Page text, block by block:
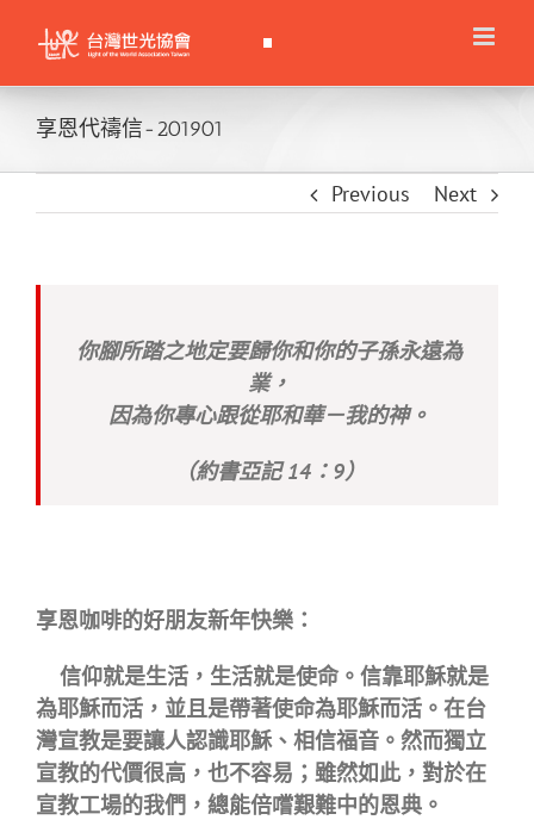
content
享恩代禱信-201901
Previous Next
你腳所踏之地定要歸你和你的子孫永遠為
業，
因為你專心跟從耶和華－我的神。
（約書亞記 14：9）
享恩咖啡的好朋友新年快樂：
信仰就是生活，生活就是使命。信靠耶穌就是
為耶穌而活，並且是帶著使命為耶穌而活。在台
灣宣教是要讓人認識耶穌、相信福音。然而獨立
宣教的代價很高，也不容易；雖然如此，對於在
宣教工場的我們，總能倍嚐艱難中的恩典。